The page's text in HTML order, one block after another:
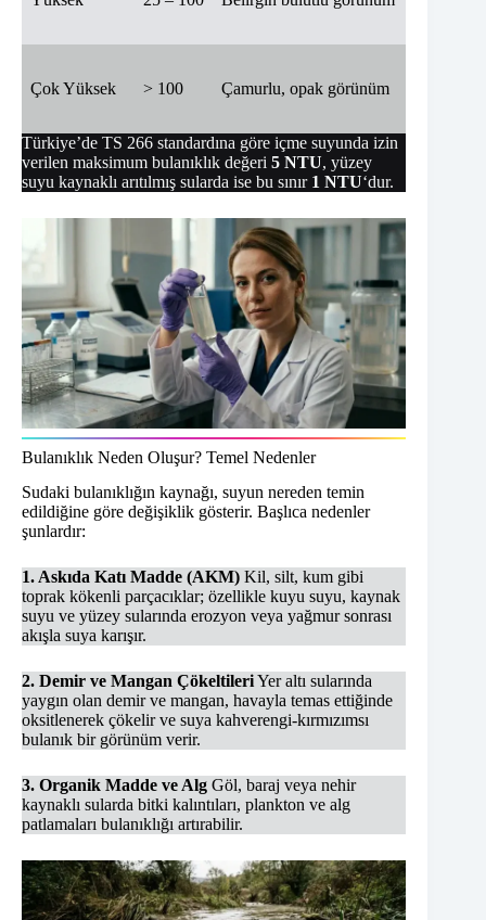
Çok Yüksek > 100 Çamurlu, opak görünüm
Türkiye’de TS 266 standardına göre içme suyunda izin
verilen maksimum bulanıklık değeri 5 NTU, yüzey
suyu kaynaklı arıtılmış sularda ise bu sınır 1 NTU‘dur.
Bulanıklık Neden Oluşur? Temel Nedenler
Sudaki bulanıklığın kaynağı, suyun nereden temin
edildiğine göre değişiklik gösterir. Başlıca nedenler
şunlardır:
1. Askıda Katı Madde (AKM) Kil, silt, kum gibi
toprak kökenli parçacıklar; özellikle kuyu suyu, kaynak
suyu ve yüzey sularında erozyon veya yağmur sonrası
akışla suya karışır.
2. Demir ve Mangan ÇökeltileriYer altı sularında
yaygın olan demir ve mangan, havayla temas ettiğinde
oksitlenerek çökelir ve suya kahverengi-kırmızımsı
bulanık bir görünüm verir.
3. Organik Madde ve Alg Göl, baraj veya nehir
kaynaklı sularda bitki kalıntıları, plankton ve alg
patlamaları bulanıklığı artırabilir.